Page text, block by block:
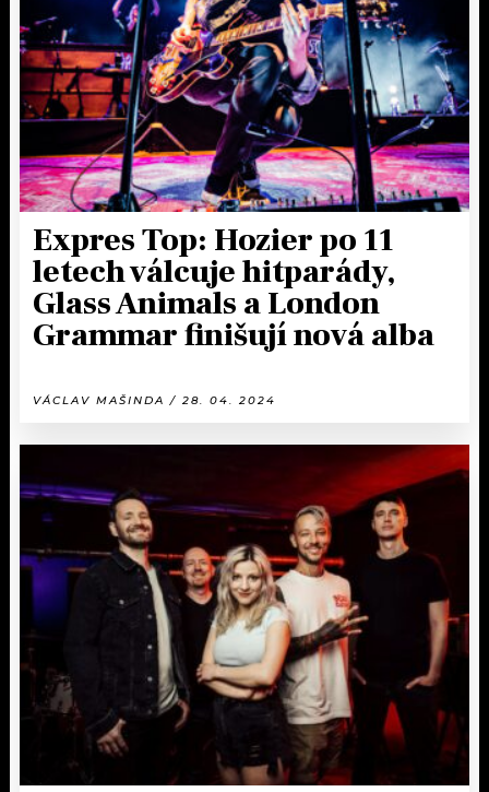
KALENDÁŘ
KVÍZY
VIP
TRENDY
MIX
OSTATNÍ
PROGRAM
PLAYLIST
JAK NALADIT
Expres Top: Hozier po 11
letech válcuje hitparády,
Glass Animals a London
Grammar finišují nová alba
VÁCLAV MAŠINDA / 28. 04. 2024